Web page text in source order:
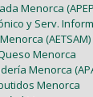
Menorca
y Serv.
(AETSAM)
Menorca
Menorca
Menorca